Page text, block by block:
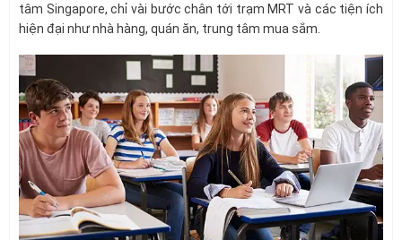
tâm Singapore, chỉ vài bước chân tới trạm MRT và các tiện ích
hiện đại như nhà hàng, quán ăn, trung tâm mua sắm.